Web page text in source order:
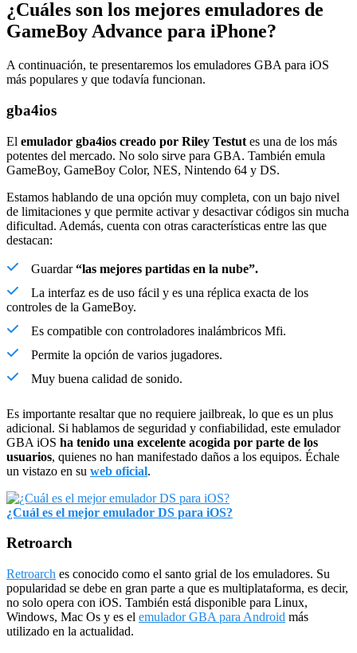
¿Cuáles son los mejores emuladores de
GameBoy Advance para iPhone?
A continuación, te presentaremos los emuladores GBA para iOS
más populares y que todavía funcionan.
gba4ios
El emulador gba4ios creado por Riley Testut es una de los más
potentes del mercado. No solo sirve para GBA. También emula
GameBoy, GameBoy Color, NES, Nintendo 64 y DS.
Estamos hablando de una opción muy completa, con un bajo nivel
de limitaciones y que permite activar y desactivar códigos sin mucha
dificultad. Además, cuenta con otras características entre las que
destacan:
Guardar“las mejores partidas en la nube”.
La interfaz es de uso fácil y es una réplica exacta de los
controles de la GameBoy.
Es compatible con controladores inalámbricos Mfi.
Permite la opción de varios jugadores.
Muy buena calidad de sonido.
Es importante resaltar que no requiere jailbreak, lo que es un plus
adicional. Si hablamos de seguridad y confiabilidad, este emulador
GBA iOS ha tenido una excelente acogida por parte de los
usuarios, quienes no han manifestado daños a los equipos. Échale
un vistazo en su web oficial.
¿Cuál es el mejor emulador DS para iOS?
Retroarch
Retroarch es conocido como el santo grial de los emuladores. Su
popularidad se debe en gran parte a que es multiplataforma, es decir,
no solo opera con iOS. También está disponible para Linux,
Windows, Mac Os y es el emulador GBA para Android más
utilizado en la actualidad.